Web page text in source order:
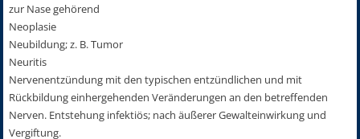
zur Nase gehörend
Neoplasie
Neubildung; z. B. Tumor
Neuritis
Nervenentzündung mit den typischen entzündlichen und mit
Rückbildung einhergehenden Veränderungen an den betreffenden
Nerven. Entstehung infektiös; nach äußerer Gewalteinwirkung und
Vergiftung.